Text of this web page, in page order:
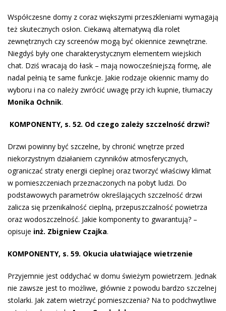
Współczesne domy z coraz większymi przeszkleniami wymagają
też skutecznych osłon. Ciekawą alternatywą dla rolet
zewnętrznych czy screenów mogą być okiennice zewnętrzne.
Niegdyś były one charakterystycznym elementem wiej­skich
chat. Dziś wracają do łask – mają nowocześniej­szą formę, ale
nadal pełnią te same funkcje. Jakie rodzaje okiennic mamy do
wyboru i na co należy zwrócić uwagę przy ich kupnie, tłumaczy
Monika Ochnik.
KOMPONENTY, s. 52. Od czego zależy szczelność drzwi?
Drzwi powinny być szczelne, by chronić wnętrze przed
niekorzystnym działaniem czynników atmosferycznych,
ograniczać straty energii cieplnej oraz tworzyć właściwy klimat
w pomieszczeniach przeznaczonych na pobyt ludzi. Do
podstawowych parametrów określających szczelność drzwi
zalicza się przenikalność cieplną, przepuszczalność powietrza
oraz wodoszczelność. Jakie komponenty to gwarantują? –
opisuje inż. Zbigniew Czajka.
KOMPONENTY, s. 59. Okucia ułatwiające wietrzenie
Przyjemnie jest oddychać w domu świeżym powietrzem. Jednak
nie zawsze jest to możliwe, głównie z powodu bardzo szczelnej
stolarki. Jak zatem wietrzyć pomieszczenia? Na to podchwytliwe